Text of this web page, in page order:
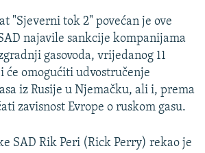
"Sjeverni tok 2" povećan je ove
najavile sankcije kompanijama
gasovoda, vrijedanog 11
omogućiti udvostručenje
iz Rusije u Njemačku, ali i, prema
zavisnost Evrope o ruskom gasu.
SAD Rik Peri (Rick Perry) rekao je